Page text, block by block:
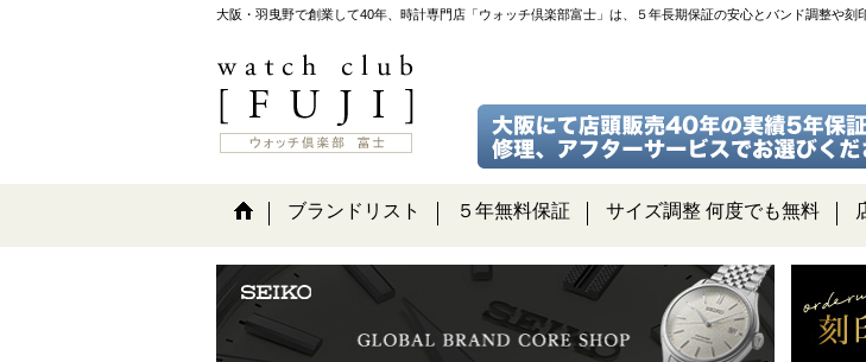
大阪・羽曳野で創業して40年、時計専門店「ウォッチ倶楽部富士」は、５年長期保証の安心とバンド調整や刻
ブランドリスト ５年無料保証 サイズ調整 何度でも無料